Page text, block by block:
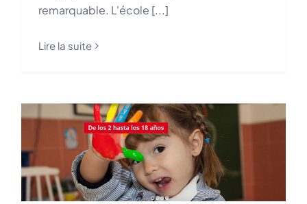
remarquable. L'école [...]
Lire la suite